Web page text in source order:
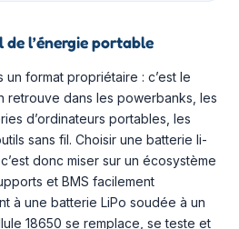
l’énergie portable
un format propriétaire : c’est le
retrouve dans les powerbanks, les
d’ordinateurs portables, les
sans fil. Choisir une batterie li-
donc miser sur un écosystème
et BMS facilement
à une batterie LiPo soudée à un
18650 se remplace, se teste et